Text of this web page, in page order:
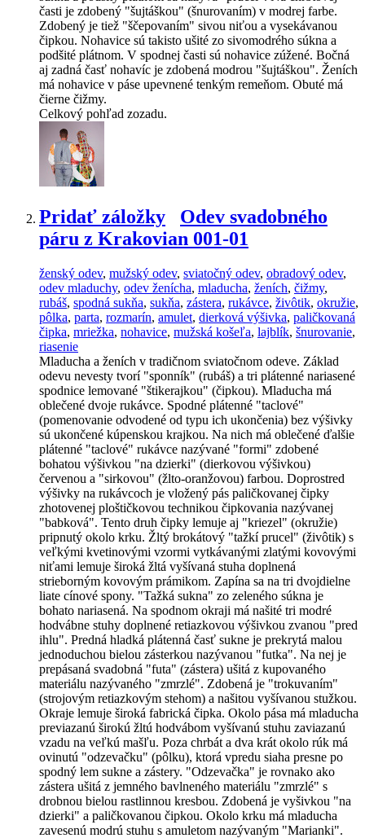
časti je zdobený "šujtáškou" (šnurovaním) v modrej farbe.
Zdobený je tiež "ščepovaním" sivou niťou a vysekávanou
čipkou. Nohavice sú takisto ušité zo sivomodrého súkna a
podšité plátnom. V spodnej časti sú nohavice zúžené. Bočná
aj zadná časť nohavíc je zdobená modrou "šujtáškou". Ženích
má nohavice v páse upevnené tenkým remeňom. Obuté má
čierne čižmy.
Celkový pohľad zozadu.
Pridať záložky
Odev svadobného
páru z Krakovian 001-01
ženský odev, mužský odev, sviatočný odev, obradový odev,
odev mladuchy, odev ženícha, mladucha, ženích, čižmy,
rubáš, spodná sukňa, sukňa, zástera, rukávce, živôtik, okružie,
pôlka, parta, rozmarín, amulet, dierková výšivka, paličkovaná
čipka, mriežka, nohavice, mužská košeľa, lajblík, šnurovanie,
riasenie
Mladucha a ženích v tradičnom sviatočnom odeve. Základ
odevu nevesty tvorí "sponník" (rubáš) a tri plátenné nariasené
spodnice lemované "štikerajkou" (čipkou). Mladucha má
oblečené dvoje rukávce. Spodné plátenné "taclové"
(pomenovanie odvodené od typu ich ukončenia) bez výšivky
sú ukončené kúpenskou krajkou. Na nich má oblečené ďalšie
plátenné "taclové" rukávce nazývané "formi" zdobené
bohatou výšivkou "na dzierki" (dierkovou výšivkou)
červenou a "sirkovou" (žlto-oranžovou) farbou. Doprostred
výšivky na rukávcoch je vložený pás paličkovanej čipky
zhotovenej ploštičkovou technikou čipkovania nazývanej
"babková". Tento druh čipky lemuje aj "kriezel" (okružie)
pripnutý okolo krku. Žltý brokátový "tažkí prucel" (živôtik) s
veľkými kvetinovými vzormi vytkávanými zlatými kovovými
niťami lemuje široká žltá vyšívaná stuha doplnená
strieborným kovovým prámikom. Zapína sa na tri dvojdielne
liate cínové spony. "Tažká sukna" zo zeleného súkna je
bohato nariasená. Na spodnom okraji má našité tri modré
hodvábne stuhy doplnené retiazkovou výšivkou zvanou "pred
ihlu". Predná hladká plátenná časť sukne je prekrytá malou
jednoduchou bielou zásterkou nazývanou "futka". Na nej je
prepásaná svadobná "futa" (zástera) ušitá z kupovaného
materiálu nazývaného "zmrzlé". Zdobená je "trokuvaním"
(strojovým retiazkovým stehom) a našitou vyšívanou stužkou.
Okraje lemuje široká fabrická čipka. Okolo pása má mladucha
previazanú širokú žltú hodvábom vyšívanú stuhu zaviazanú
vzadu na veľkú mašľu. Poza chrbát a dva krát okolo rúk má
ovinutú "odzevačku" (pôlku), ktorá vpredu siaha presne po
spodný lem sukne a zástery. "Odzevačka" je rovnako ako
zástera ušitá z jemného bavlneného materiálu "zmrzlé" s
drobnou bielou rastlinnou kresbou. Zdobená je vyšivkou "na
dzierki" a paličkovanou čipkou. Okolo krku má mladucha
zavesenú modrú stuhu s amuletom nazývaným "Marianki".